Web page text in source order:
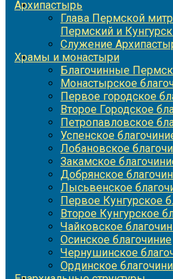
Архипастырь
Глава Пермской
Пермский и
Служение
Храмы и монастыри
Благочинные
Монастырское
Первое городское
Второе Городское
Петропавловское
Успенское
Лобановское
Закамское
Добрянское
Лысьвенское
Первое Кунгурское
Второе Кунгурское
Чайковское
Осинское благочиние
Чернушинское
Ординское